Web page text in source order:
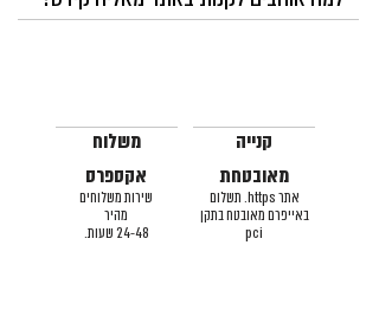
משלוח
אקספרס
שירות משלוחים
מהיר
24-48 שעות.
קנייה
מאובטחת
אתר https. תשלום
באייפרם מאובטח בתקן
pci